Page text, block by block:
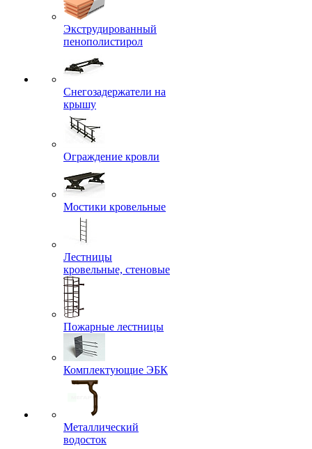
Экструдированный
пенополистирол
Снегозадержатели на
крышу
Ограждение кровли
Мостики кровельные
Лестницы
кровельные, стеновые
Пожарные лестницы
Комплектующие ЭБК
Металлический
водосток